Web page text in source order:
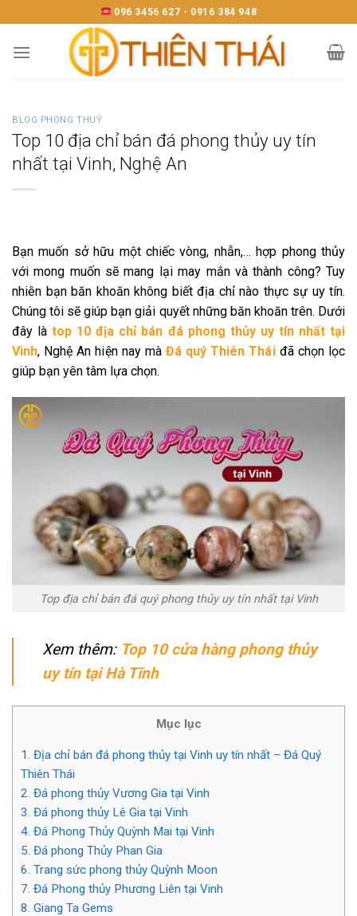
to
content
096 3456 627 - 0916 384 948
BLOG PHONG THUỶ
Top 10 địa chỉ bán đá phong thủy uy tín
nhất tại Vinh, Nghệ An
Bạn muốn sở hữu một chiếc vòng, nhẫn,… hợp phong thủy
với mong muốn sẽ mang lại may mắn và thành công? Tuy
nhiên bạn băn khoăn không biết địa chỉ nào thực sự uy tín.
Chúng tôi sẽ giúp bạn giải quyết những băn khoăn trên. Dưới
đây làtop 10 địa chỉ bán đá phong thủy uy tín nhất tại
Vinh, Nghệ An hiện nay mà Đá quý Thiên Tháiđã chọn lọc
giúp bạn yên tâm lựa chọn.
Top địa chỉ bán đá quý phong thủy uy tín nhất tại Vinh
Xem thêm: Top 10 cửa hàng phong thủy
uy tín tại Hà Tĩnh
Mục lục
1. Địa chỉ bán đá phong thủy tại Vinh uy tín nhất – Đá Quý
Thiên Thái
2. Đá phong thủy Vương Gia tại Vinh
3. Đá phong thủy Lê Gia tại Vinh
4. Đá Phong Thủy Quỳnh Mai tại Vinh
5. Đá phong Thủy Phan Gia
6. Trang sức phong thủy Quỳnh Moon
7. Đá Phong thủy Phương Liên tại Vinh
8. Giang Ta Gems